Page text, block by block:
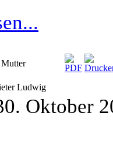
Ludwig
Oktober